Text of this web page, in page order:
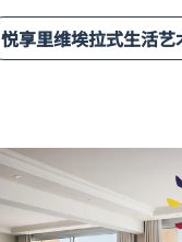
悦享里维埃拉式生活艺